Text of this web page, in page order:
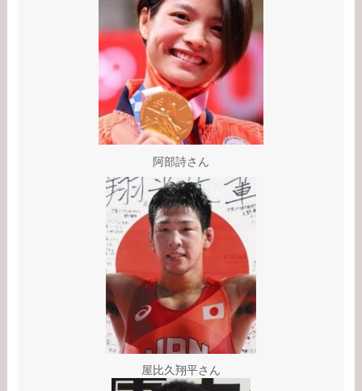
の離婚理由は？
【学歴】小泉孝太郎の
出身大学・高校のエピ
ソードまとめ！弟・三
男との関係は？
【学歴】岸井ゆきの大
学・高校のエピソード
まとめ！親は何してる
の？家族構成は？
阿部詩さん
屋比久翔平さん